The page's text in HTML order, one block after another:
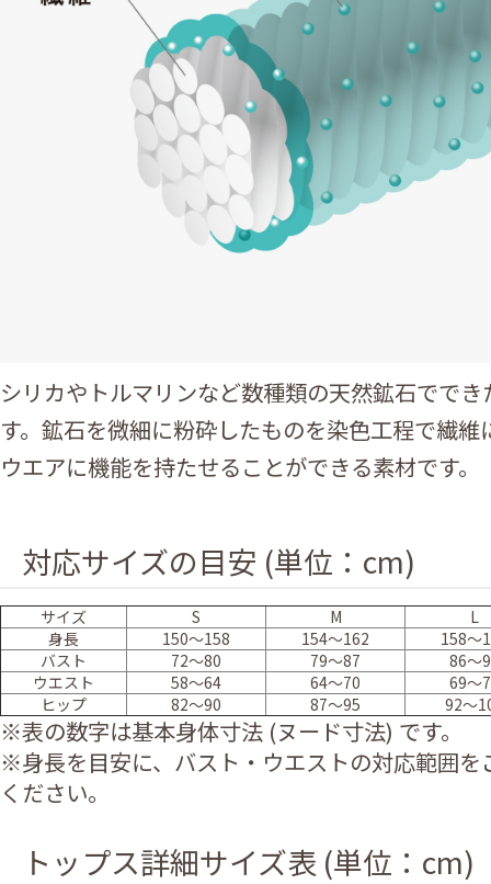
シリカやトルマリンなど数種類の天然鉱石でで
す。鉱石を微細に粉砕したものを染色工程で繊維
ウエアに機能を持たせることができる素材です。
対応サイズの目安 (単位：cm)
サイズ S M
L
身長
150～158 154～162
158～
バスト
72～80 79～87
86～
ウエスト
58～64 64～70
69～
ヒップ
82～90 87～95 92～
※表の数字は基本身体寸法 (ヌード寸法) です。
※身長を目安に、バスト・ウエストの対応範囲を
ください。
トップス詳細サイズ表 (単位：cm)